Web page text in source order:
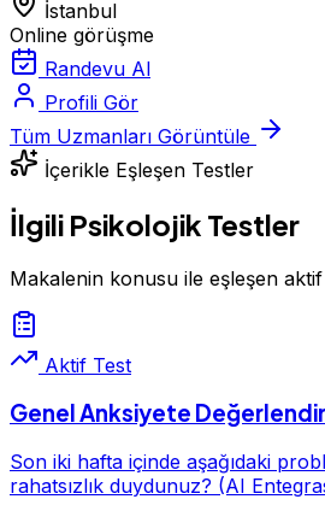
İstanbul
Online görüşme
Randevu Al
Profili Gör
Tüm Uzmanları Görüntüle
İçerikle Eşleşen Testler
İlgili Psikolojik Testler
Makalenin konusu ile eşleşen
Aktif Test
Genel Anksiyete
Son iki hafta içinde aşağıdaki
rahatsızlık duydunuz? (AI